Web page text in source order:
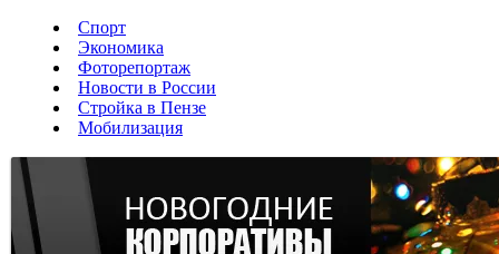
Спорт
Экономика
Фоторепортаж
Новости в России
Стройка в Пензе
Мобилизация